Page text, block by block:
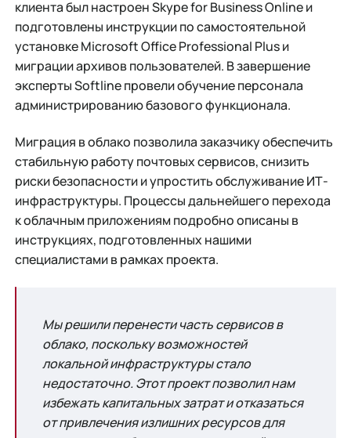
клиента был настроен Skype for Business Online и
подготовлены инструкции по самостоятельной
установке Microsoft Office Professional Plus и
миграции архивов пользователей. В завершение
эксперты Softline провели обучение персонала
администрированию базового функционала.
Миграция в облако позволила заказчику обеспечить
стабильную работу почтовых сервисов, снизить
риски безопасности и упростить обслуживание ИТ-
инфраструктуры. Процессы дальнейшего перехода
к облачным приложениям подробно описаны в
инструкциях, подготовленных нашими
специалистами в рамках проекта.
Мы решили перенести часть сервисов в
облако, поскольку возможностей
локальной инфраструктуры стало
недостаточно. Этот проект позволил нам
избежать капитальных затрат и отказаться
от привлечения излишних ресурсов для